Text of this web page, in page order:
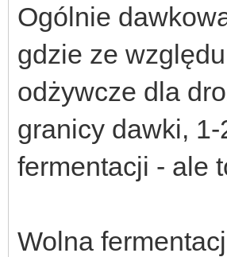
Ogólnie
gdzie ze
odżywcze dla
granicy dawki,
fermentacji - ale
Wolna